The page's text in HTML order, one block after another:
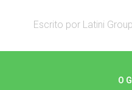
Escrito por Latini
O